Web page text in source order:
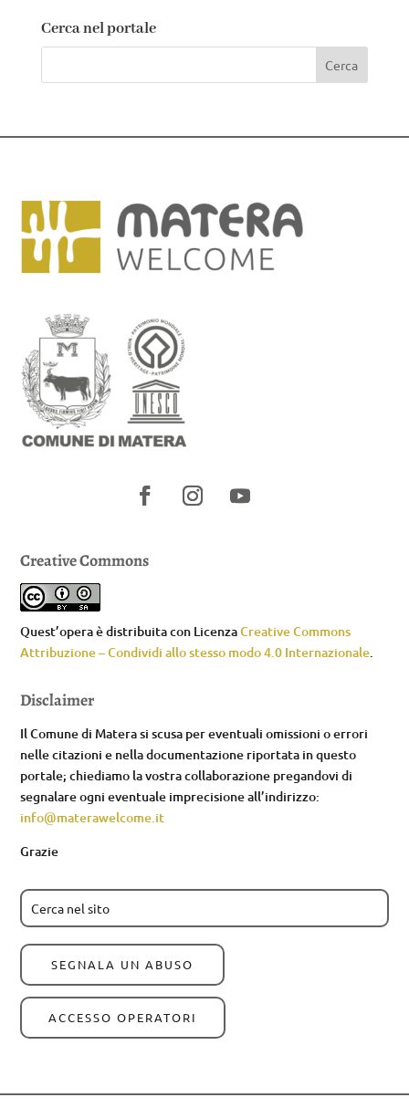
Cerca nel portale
Creative Commons
Quest’opera è distribuita con LicenzaCreative Commons
Attribuzione – Condividi allo stesso modo 4.0 Internazionale.
Disclaimer
Il Comune di Matera si scusa per eventuali omissioni o errori
nelle citazioni e nella documentazione riportata in questo
portale; chiediamo la vostra collaborazione pregandovi di
segnalare ogni eventuale imprecisione all’indirizzo:
info@materawelcome.it
Grazie
SEGNALA UN ABUSO
ACCESSO OPERATORI